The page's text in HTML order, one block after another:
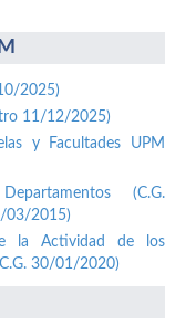
2025)
11/12/2025)
y Facultades UPM
(C.G.
03/2015)
la Actividad de los
30/01/2020)